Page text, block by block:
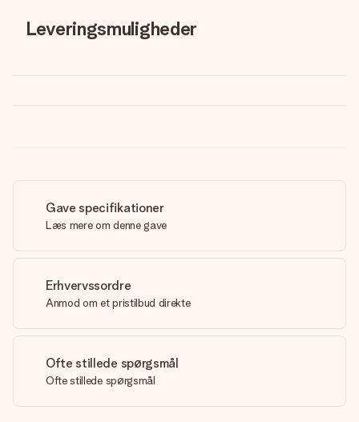
Leveringsmuligheder
Gave specifikationer
Læs mere om denne gave
Erhvervssordre
Anmod om et pristilbud direkte
Ofte stillede spørgsmål
Ofte stillede spørgsmål